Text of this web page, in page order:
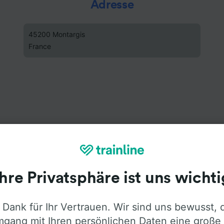
Adresse
45200 Montargis
France
Ihre Privatsphäre ist uns
für Ihr Vertrauen. Wir sind uns bewusst,
mit Ihren persönlichen Daten eine große